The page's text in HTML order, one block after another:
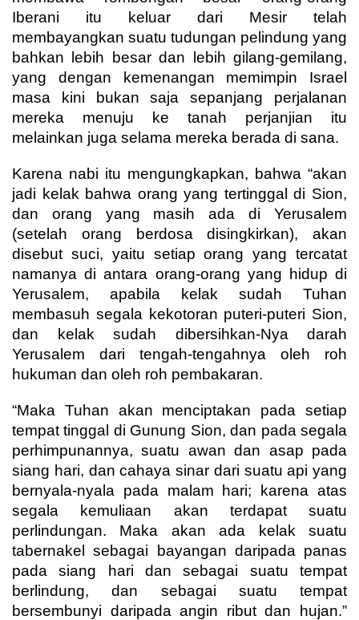
Iberani itu keluar dari Mesir telah
membayangkan suatu tudungan pelindung yang
bahkan lebih besar dan lebih gilang-gemilang,
yang dengan kemenangan memimpin Israel
masa kini bukan saja sepanjang perjalanan
mereka menuju ke tanah perjanjian itu
melainkan juga selama mereka berada di sana.
Karena nabi itu mengungkapkan, bahwa “akan
jadi kelak bahwa orang yang tertinggal di Sion,
dan orang yang masih ada di Yerusalem
(setelah orang berdosa disingkirkan), akan
disebut suci, yaitu setiap orang yang tercatat
namanya di antara orang-orang yang hidup di
Yerusalem, apabila kelak sudah Tuhan
membasuh segala kekotoran puteri-puteri Sion,
dan kelak sudah dibersihkan-Nya darah
Yerusalem dari tengah-tengahnya oleh roh
hukuman dan oleh roh pembakaran.
“Maka Tuhan akan menciptakan pada setiap
tempat tinggal di Gunung Sion, dan pada segala
perhimpunannya, suatu awan dan asap pada
siang hari, dan cahaya sinar dari suatu api yang
bernyala-nyala pada malam hari; karena atas
segala kemuliaan akan terdapat suatu
perlindungan. Maka akan ada kelak suatu
tabernakel sebagai bayangan daripada panas
pada siang hari dan sebagai suatu tempat
berlindung, dan sebagai suatu tempat
bersembunyi daripada angin ribut dan hujan.”